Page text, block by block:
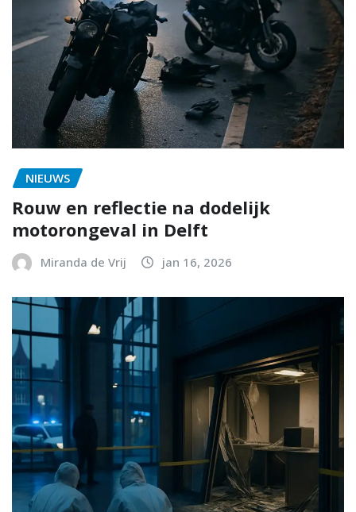
NIEUWS
Rouw en reflectie na dodelijk
motorongeval in Delft
Miranda de Vrij jan 16, 2026